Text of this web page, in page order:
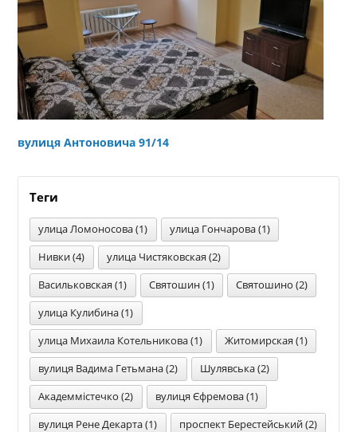
вулиця Антоновича 91/14
Теги
улица Ломоносова (1) улица Гончарова (1)
Нивки (4) улица Чистяковская (2)
Васильковская (1) Святошин (1) Святошино (2)
улица Кулибина (1)
улица Михаила Котельникова (1) Житомирская (1)
вулиця Вадима Гетьмана (2) Шулявська (2)
Академмістечко (2) вулиця Єфремова (1)
вулиця Рене Декарта (1) проспект Берестейський (2)